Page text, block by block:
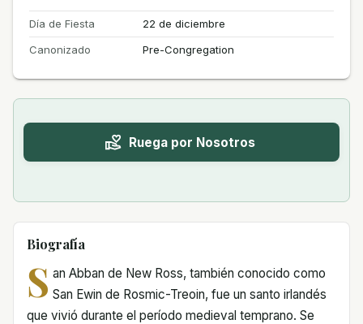
Día de Fiesta
22 de diciembre
Canonizado
Pre-Congregation
Ruega por Nosotros
Biografía
S an Abban de New Ross, también conocido como
San Ewin de Rosmic-Treoin, fue un santo irlandés
que vivió durante el período medieval temprano. Se